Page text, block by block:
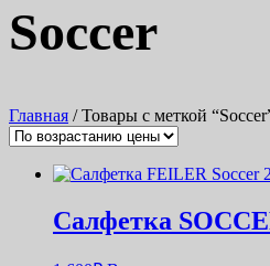
Soccer
Главная / Товары с меткой
Салфетка